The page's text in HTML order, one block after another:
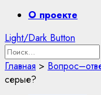
PrimaryО проекте
Light/Dark Button
Найти:
Главная >
серые?